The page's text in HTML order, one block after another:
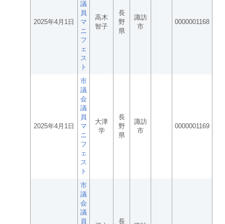
2025年4月1日
議
員
マ
ニ
フ
ェ
ス
ト
高木
智子
長
野
県
諏訪
市
0000001168
2025年4月1日
市
議
会
議
員
マ
ニ
フ
ェ
ス
ト
大津
学
長
野
県
諏訪
市
0000001169
市
議
会
議
員
長